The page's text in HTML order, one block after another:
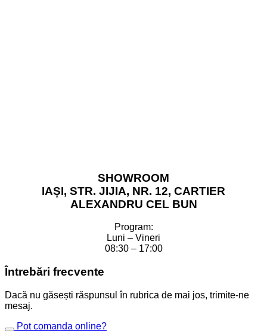
SHOWROOM
IAȘI, STR. JIJIA, NR. 12, CARTIER
ALEXANDRU CEL BUN
Program:
Luni – Vineri
08:30 – 17:00
Întrebări frecvente
Dacă nu găsești răspunsul în rubrica de mai jos, trimite-ne
mesaj.
Pot comanda online?